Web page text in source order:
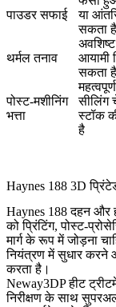
पाउडर सफाई
या
सकता है
थर्मल तनाव
आयामी
सकता है
पोस्ट-मशीनिंग
भत्ता
सीलिंग
स्टॉक
है
Haynes 188 3D
Haynes 188 दहन और
को प्रिंटिंग, पोस्ट-
मार्ग के रूप में जोड़ना
नियंत्रण में सुधार करने
करता है।
Neway3DP हीट
निरीक्षण के साथ